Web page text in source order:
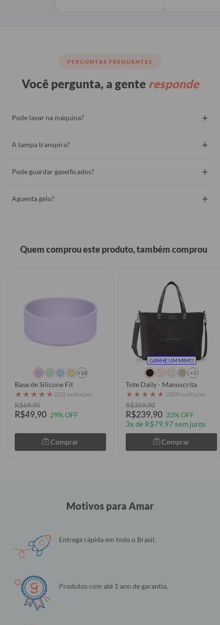
PERGUNTAS FREQUENTES
Você pergunta, a gente responde
Pode lavar na máquina? +
A tampa transpira? +
Pode guardar gaseificados? +
Aguenta gelo? +
Quem comprou este produto, também comprou
+16
Base de Silicone Fit
★ ★ ★ ★ ★ 2222 avaliações
R$69,90
R$49,90 29% OFF
Comprar
GANHE UM MIMO
+3
Tote Daily - Manuscrita
★ ★ ★ ★ ★ 12009 avaliações
R$359,90
R$239,90 33% OFF
3x de R$79,97 sem juros
Comprar
Motivos para Amar
Entrega rápida em todo o Brasil.
Produtos com até 1 ano de garantia.